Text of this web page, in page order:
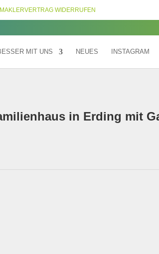
MAKLERVERTRAG WIDERRUFEN
MIT UNS NEUES INSTAGRAM
in Erding mit